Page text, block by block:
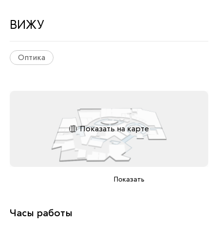
ВИЖУ
Оптика
Показать на карте
Показать
Часы работы